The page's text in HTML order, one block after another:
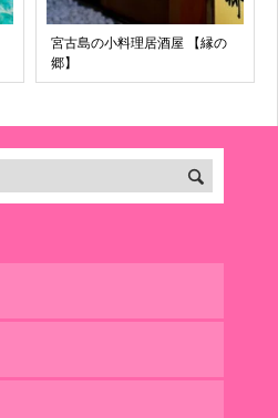
宮古島の小料理居酒屋 【縁の
郷】